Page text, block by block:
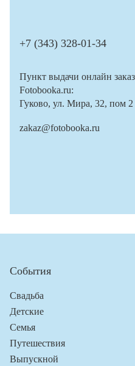
+7 (343) 328-01-34
Пункт выдачи онлайн
Fotobooka.ru:
Гуково, ул. Мира, 32, пом 2
zakaz@fotobooka.ru
События
Свадьба
Детские
Семья
Путешествия
Выпускной